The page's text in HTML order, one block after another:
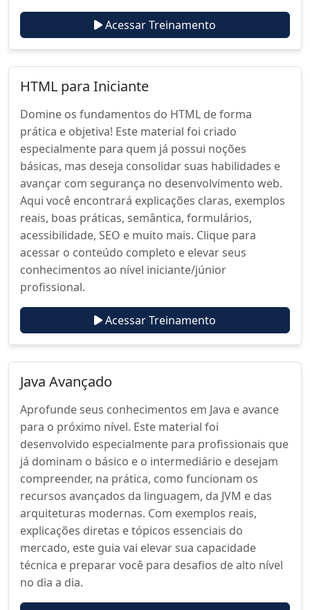
Acessar Treinamento
HTML para Iniciante
Domine os fundamentos do HTML de forma
prática e objetiva! Este material foi criado
especialmente para quem já possui noções
básicas, mas deseja consolidar suas habilidades e
avançar com segurança no desenvolvimento web.
Aqui você encontrará explicações claras, exemplos
reais, boas práticas, semântica, formulários,
acessibilidade, SEO e muito mais. Clique para
acessar o conteúdo completo e elevar seus
conhecimentos ao nível iniciante/júnior
profissional.
Acessar Treinamento
Java Avançado
Aprofunde seus conhecimentos em Java e avance
para o próximo nível. Este material foi
desenvolvido especialmente para profissionais que
já dominam o básico e o intermediário e desejam
compreender, na prática, como funcionam os
recursos avançados da linguagem, da JVM e das
arquiteturas modernas. Com exemplos reais,
explicações diretas e tópicos essenciais do
mercado, este guia vai elevar sua capacidade
técnica e preparar você para desafios de alto nível
no dia a dia.